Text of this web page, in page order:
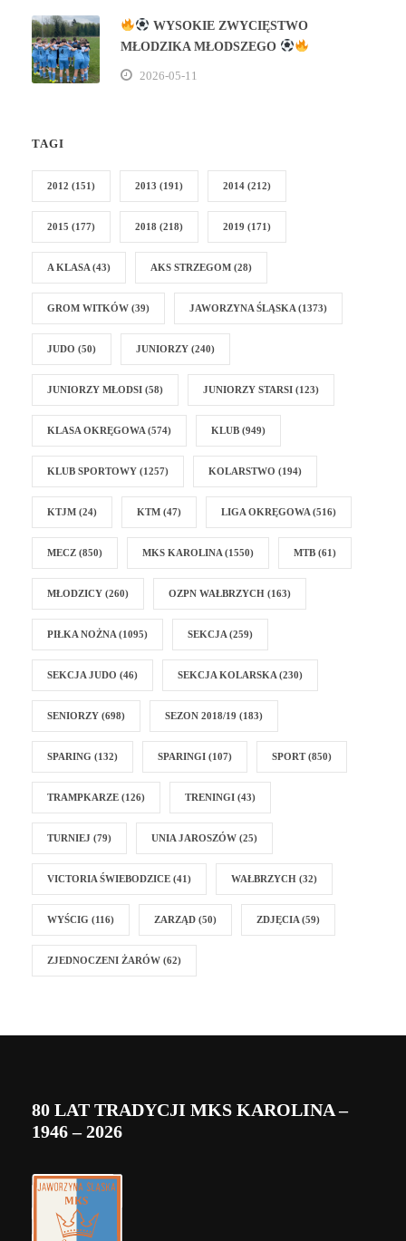
WYSOKIE ZWYCIĘSTWO
MŁODZIKA MŁODSZEGO
2026-05-11
TAGI
2012 (151) 2013 (191) 2014 (212)
2015 (177) 2018 (218) 2019 (171)
A KLASA (43) AKS STRZEGOM (28)
GROM WITKÓW (39) JAWORZYNA ŚLĄSKA (1373)
JUDO (50) JUNIORZY (240)
JUNIORZY MŁODSI (58) JUNIORZY STARSI (123)
KLASA OKRĘGOWA (574) KLUB (949)
KLUB SPORTOWY (1257) KOLARSTWO (194)
KTJM (24) KTM (47) LIGA OKRĘGOWA (516)
MECZ (850) MKS KAROLINA (1550) MTB (61)
MŁODZICY (260) OZPN WAŁBRZYCH (163)
PIŁKA NOŻNA (1095) SEKCJA (259)
SEKCJA JUDO (46) SEKCJA KOLARSKA (230)
SENIORZY (698) SEZON 2018/19 (183)
SPARING (132) SPARINGI (107) SPORT(850)
TRAMPKARZE (126) TRENINGI (43)
TURNIEJ (79) UNIA JAROSZÓW (25)
VICTORIA ŚWIEBODZICE (41) WAŁBRZYCH (32)
WYŚCIG (116) ZARZĄD (50) ZDJĘCIA (59)
ZJEDNOCZENI ŻARÓW (62)
80 LAT TRADYCJI MKS KAROLINA –
1946 – 2026